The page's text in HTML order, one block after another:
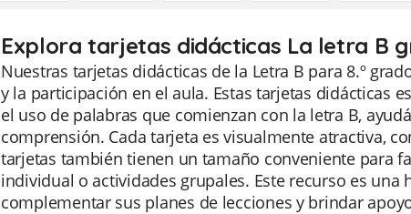
Explora tarjetas didácticas La letra B
Nuestras tarjetas didácticas de la Letra B para 8.º
y la participación en el aula. Estas tarjetas didácticas
el uso de palabras que comienzan con la letra B,
comprensión. Cada tarjeta es visualmente atractiva,
tarjetas también tienen un tamaño conveniente para
individual o actividades grupales. Este recurso es
complementar sus planes de lecciones y brindar